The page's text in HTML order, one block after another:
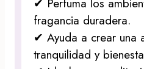
fragancia duradera.
✔ Ayuda a crear una
tranquilidad y